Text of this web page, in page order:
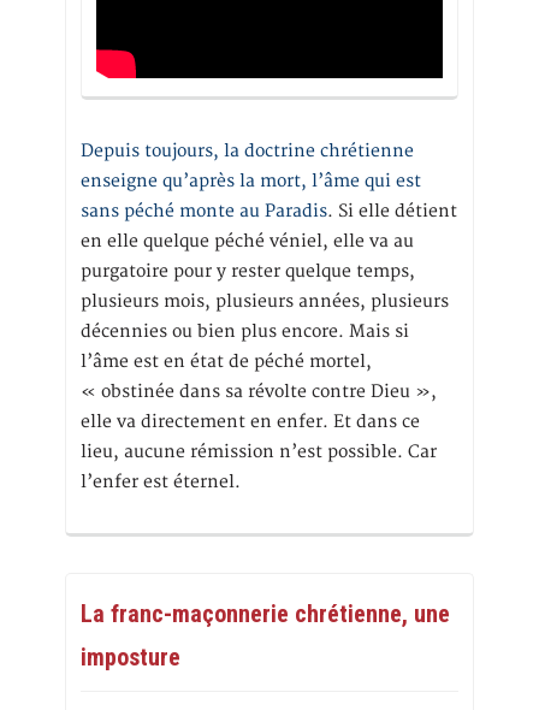
Depuis toujours, la doctrine chrétienne
enseigne qu’après la mort, l’âme qui est
sans péché monte au Paradis. Si elle détient
en elle quelque péché véniel, elle va au
purgatoire pour y rester quelque temps,
plusieurs mois, plusieurs années, plusieurs
décennies ou bien plus encore. Mais si
l’âme est en état de péché mortel,
« obstinée dans sa révolte contre Dieu »,
elle va directement en enfer. Et dans ce
lieu, aucune rémission n’est possible. Car
l’enfer est éternel.
La franc-maçonnerie chrétienne, une
imposture